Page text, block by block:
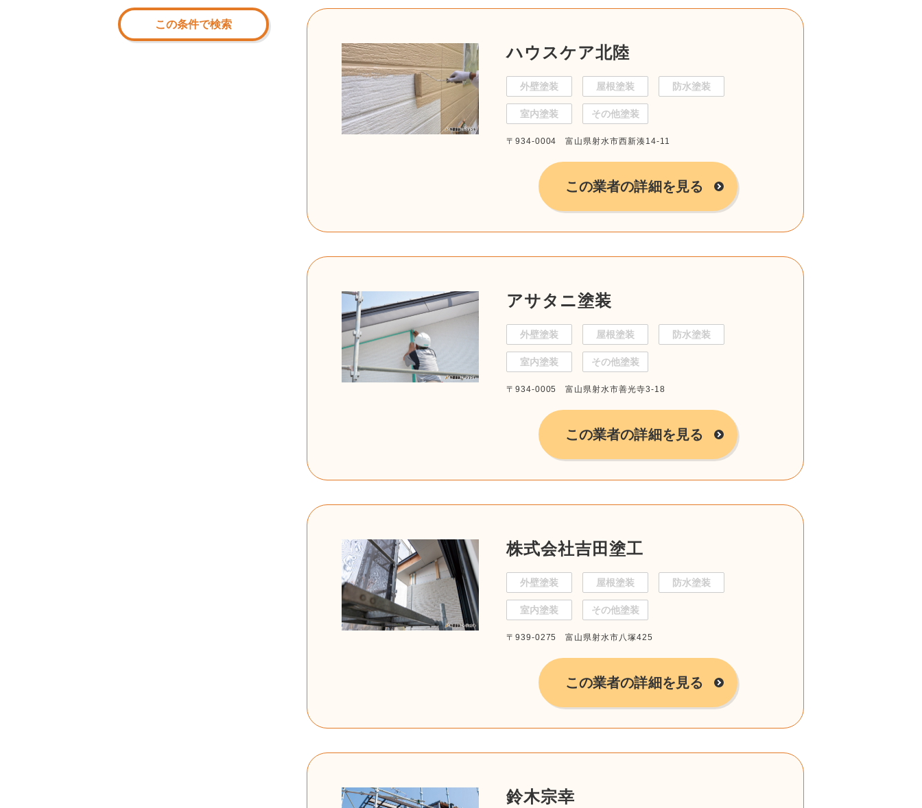
この条件で検索
ハウスケア北陸
外壁塗装 屋根塗装 防水塗装
室内塗装 その他塗装
〒934-0004 富山県射水市西新湊14-11
この業者の詳細を見る
アサタニ塗装
外壁塗装 屋根塗装 防水塗装
室内塗装 その他塗装
〒934-0005 富山県射水市善光寺3-18
この業者の詳細を見る
株式会社吉田塗工
外壁塗装 屋根塗装 防水塗装
室内塗装 その他塗装
〒939-0275 富山県射水市八塚425
この業者の詳細を見る
鈴木宗幸